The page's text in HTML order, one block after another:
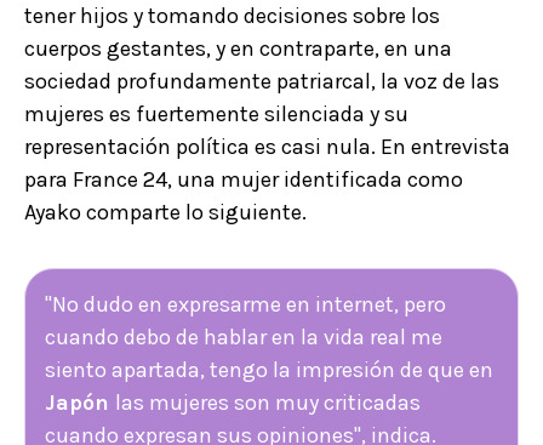
tener hijos y tomando decisiones sobre los
cuerpos gestantes, y en contraparte, en una
sociedad profundamente patriarcal, la voz de las
mujeres es fuertemente silenciada y su
representación política es casi nula. En entrevista
para France 24, una mujer identificada como
Ayako comparte lo siguiente.
"No dudo en expresarme en internet, pero
cuando debo de hablar en la vida real me
siento apartada, tengo la impresión de que en
Japón las mujeres son muy criticadas
cuando expresan sus opiniones", indica.